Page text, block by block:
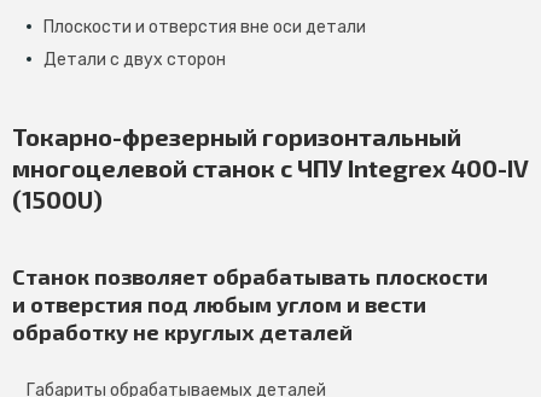
Плоскости и отверстия вне оси детали
Детали с двух сторон
Токарно-фрезерный горизонтальный
многоцелевой станок с ЧПУ Integrex 400-IV
(1500U)
Станок позволяет обрабатывать плоскости
и отверстия под любым углом и вести
обработку не круглых деталей
Габариты обрабатываемых деталей